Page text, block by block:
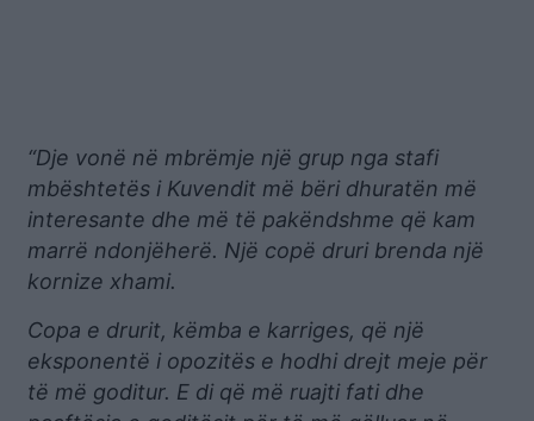
“Dje vonë në mbrëmje një grup nga stafi
mbështetës i Kuvendit më bëri dhuratën më
interesante dhe më të pakëndshme që kam
marrë ndonjëherë. Një copë druri brenda një
kornize xhami.
Copa e drurit, këmba e karriges, që një
eksponentë i opozitës e hodhi drejt meje për
të më goditur. E di që më ruajti fati dhe